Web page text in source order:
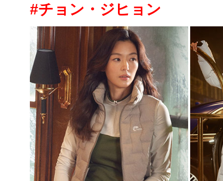
#チョン・ジヒョン